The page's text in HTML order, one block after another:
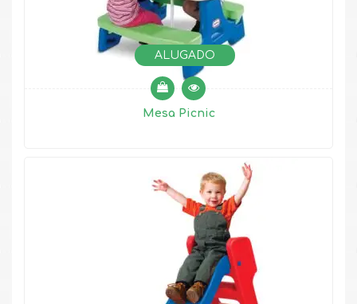
ALUGADO
Mesa Picnic